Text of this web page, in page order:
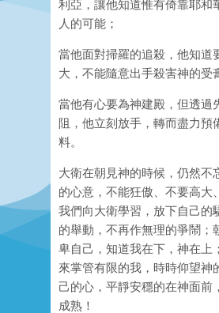
利亞，讓他知道惟有倚靠耶和
人的可能；
當他面對掃羅的追殺，他知道
大，不能隨意出手殺害神的受
當他有心要為神建殿，但透過
阻，他立刻放手，轉而盡力預
料。
大衛在朝見神的時候，仍然不
的心意，不能狂傲
不要高大
我們向大衛學習，放下自己的
的舉動，不再作無理的爭鬧 ；
卑自己，知道我在下，神在上
來掌管有限的我 ， 時時仰望神
己的心，平靜安穩的在神面前
成熟！